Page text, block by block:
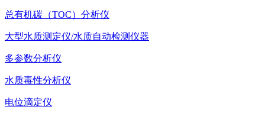
总有机碳（TOC）分析仪
大型水质测定仪/水质自动检测仪器
多参数分析仪
水质毒性分析仪
电位滴定仪